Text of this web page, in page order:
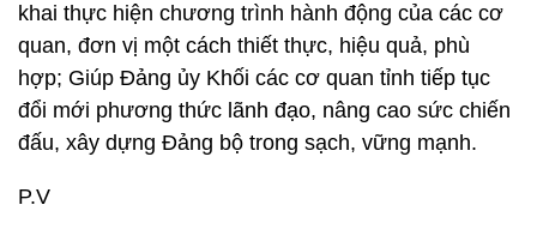
khai thực hiện chương trình hành động của các cơ
quan, đơn vị một cách thiết thực, hiệu quả, phù
hợp; Giúp Đảng ủy Khối các cơ quan tỉnh tiếp tục
đổi mới phương thức lãnh đạo, nâng cao sức chiến
đấu, xây dựng Đảng bộ trong sạch, vững mạnh.
P.V